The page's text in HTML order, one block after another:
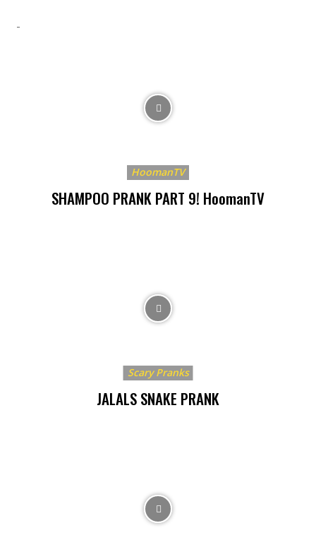
-
HoomanTV
SHAMPOO PRANK PART 9! HoomanTV
Scary Pranks
JALALS SNAKE PRANK